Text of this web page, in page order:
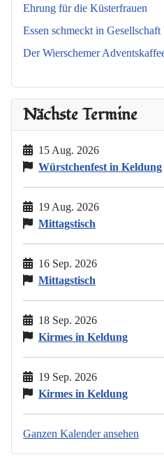
Ehrung für die Küsterfrauen
Essen schmeckt in Gesellschaft
Der Wierschemer
Nächste Termine
15 Aug. 2026
Würstchenfest in Keldung
19 Aug. 2026
Mittagstisch
16 Sep. 2026
Mittagstisch
18 Sep. 2026
Kirmes in Keldung
19 Sep. 2026
Kirmes in Keldung
Ganzen Kalender ansehen